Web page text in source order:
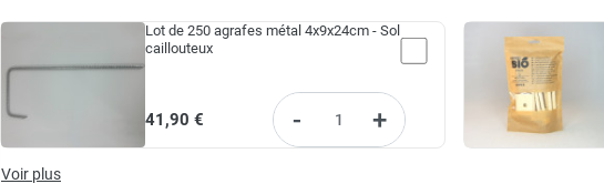
Lot de 250 agrafes métal 4x9x24cm - Sol
caillouteux
41,90 € - +
Voir plus